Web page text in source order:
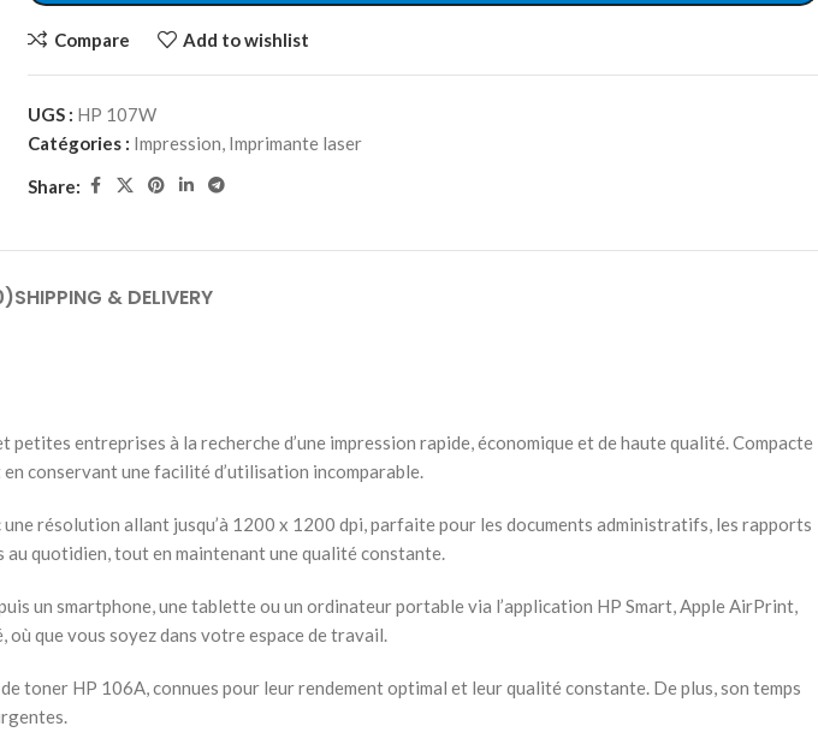
Compare Add to wishlist
UGS : HP 107W
Catégories : Impression, Imprimante laser
Share:
SHIPPING & DELIVERY
entreprises à la recherche d’une impression rapide, économique et de haute qualité. Compacte
conservant une facilité d’utilisation incomparable.
résolution allant jusqu’à 1200 x 1200 dpi, parfaite pour les documents administratifs, les rapports
au quotidien, tout en maintenant une qualité constante.
un smartphone, une tablette ou un ordinateur portable via l’application HP Smart, Apple AirPrint,
que vous soyez dans votre espace de travail.
toner HP 106A, connues pour leur rendement optimal et leur qualité constante. De plus, son temps